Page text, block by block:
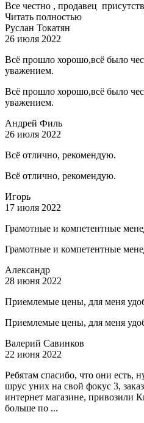
Все честно , продавец
Читать полностью
Руслан Токатян
26 июля 2022
Всё прошло хорошо,всё было
уважением.
Всё прошло хорошо,всё было
уважением.
Андрей Филь
26 июля 2022
Всё отлично, рекомендую.
Всё отлично, рекомендую.
Игорь
17 июля 2022
Грамотные и компетентные
Грамотные и компетентные
Александр
28 июня 2022
Приемлемые цены, для меня
Приемлемые цены, для меня
Валерий Савинков
22 июня 2022
Ребятам спасибо, что они есть,
шрус уних на свой фокус 3,
интернет магазине, привозили
больше по ...